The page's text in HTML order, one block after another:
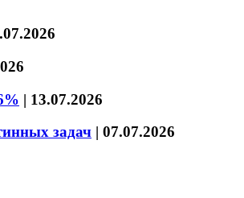
| 13.07.2026
задач | 07.07.2026